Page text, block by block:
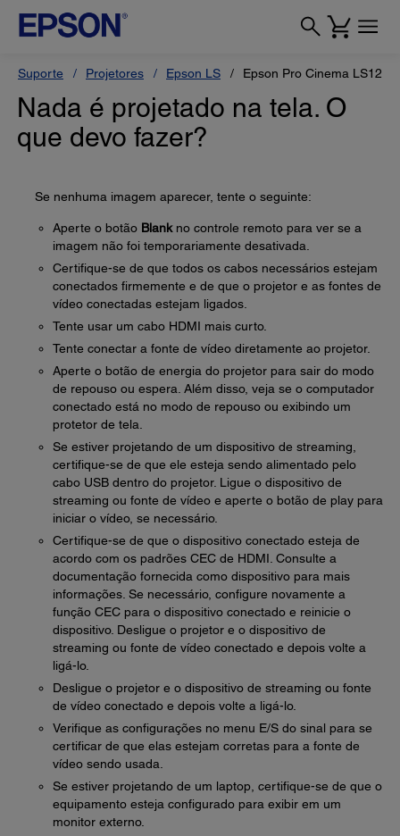
Suporte Projetores Epson LS Epson Pro Cinema
Nada é projetado na tela. O
que devo fazer?
Se nenhuma imagem aparecer, tente o seguinte:
Aperte o botão Blankno controle remoto para ver se a
imagem não foi temporariamente desativada.
Certifique-se de que todos os cabos necessários estejam
conectados firmemente e de que o projetor e as fontes de
vídeo conectadas estejam ligados.
Tente usar um cabo HDMI mais curto.
Tente conectar a fonte de vídeo diretamente ao projetor.
Aperte o botão de energia do projetor para sair do modo
de repouso ou espera. Além disso, veja se o computador
conectado está no modo de repouso ou exibindo um
protetor de tela.
Se estiver projetando de um dispositivo de streaming,
certifique-se de que ele esteja sendo alimentado pelo
cabo USB dentro do projetor. Ligue o dispositivo de
streaming ou fonte de vídeo e aperte o botão de play para
iniciar o vídeo, se necessário.
Certifique-se de que o dispositivo conectado esteja de
acordo com os padrões CEC de HDMI. Consulte a
documentação fornecida como dispositivo para mais
informações. Se necessário, configure novamente a
função CEC para o dispositivo conectado e reinicie o
dispositivo. Desligue o projetor e o dispositivo de
streaming ou fonte de vídeo conectado e depois volte a
ligá-lo.
Desligue o projetor e o dispositivo de streaming ou fonte
de vídeo conectado e depois volte a ligá-lo.
Verifique as configurações no menu E/S do sinal para se
certificar de que elas estejam corretas para a fonte de
vídeo sendo usada.
Se estiver projetando de um laptop, certifique-se de que o
equipamento esteja configurado para exibir em um
monitor externo.